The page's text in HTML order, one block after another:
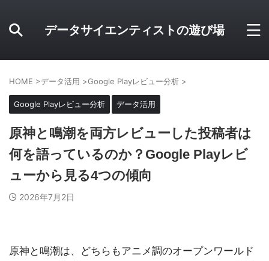
データサイエンティストの遊び場
HOME >データ活用 >Google Playレビュー分析 >
Google Playレビュー分析 データ活用
原神と鳴潮を両方レビューした投稿者は
何を語っているのか？Google Playレビ
ューから見る4つの傾向
2026年7月2日
原神と鳴潮は、どちらもアニメ調のオープンワールド